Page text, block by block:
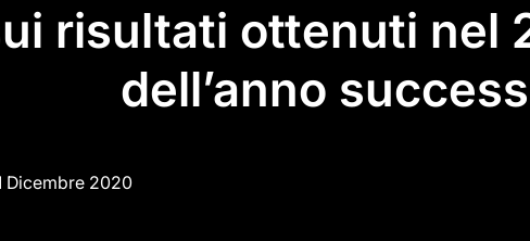
risultati ottenuti nel
dell’anno
Dicembre 2020